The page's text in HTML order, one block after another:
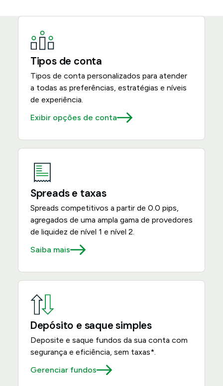
Tipos de conta
Tipos de conta personalizados para atender
a todas as preferências, estratégias e níveis
de experiência.
Exibir opções de conta
Spreads e taxas
Spreads competitivos a partir de 0.0 pips,
agregados de uma ampla gama de provedores
de liquidez de nível 1 e nível 2.
Saiba mais
Depósito e saque simples
Deposite e saque fundos da sua conta com
segurança e eficiência, sem taxas*.
Gerenciar fundos